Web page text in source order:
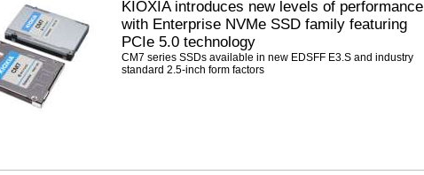
KIOXIA introduces new levels of performance
with Enterprise NVMe SSD family featuring
PCIe 5.0 technology
CM7 series SSDs available in new EDSFF E3.S and industry
standard 2.5-inch form factors